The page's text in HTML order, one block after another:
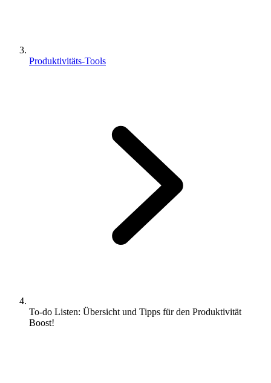
Produktivitäts-Tools
To-do Listen: Übersicht und Tipps für den Produktivität
Boost!